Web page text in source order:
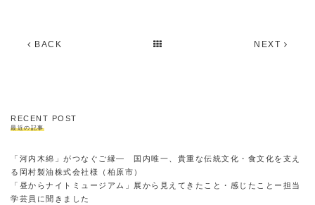
BACK NEXT
RECENT POST
最近の記事
「河内木綿」がつなぐご縁― 国内唯一、貴重な伝統文化・食文化を支え
る岡村製油株式会社様（柏原市）
「昼からナイトミュージアム」展から見えてきたこと・感じたことー担当
学芸員に聞きました